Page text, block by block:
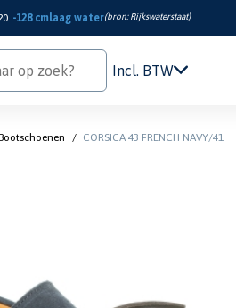
-128 cmlaag water(bron:Rijkswaterstaat)
Incl. BTW
/ CORSICA 43 FRENCH NAVY/41